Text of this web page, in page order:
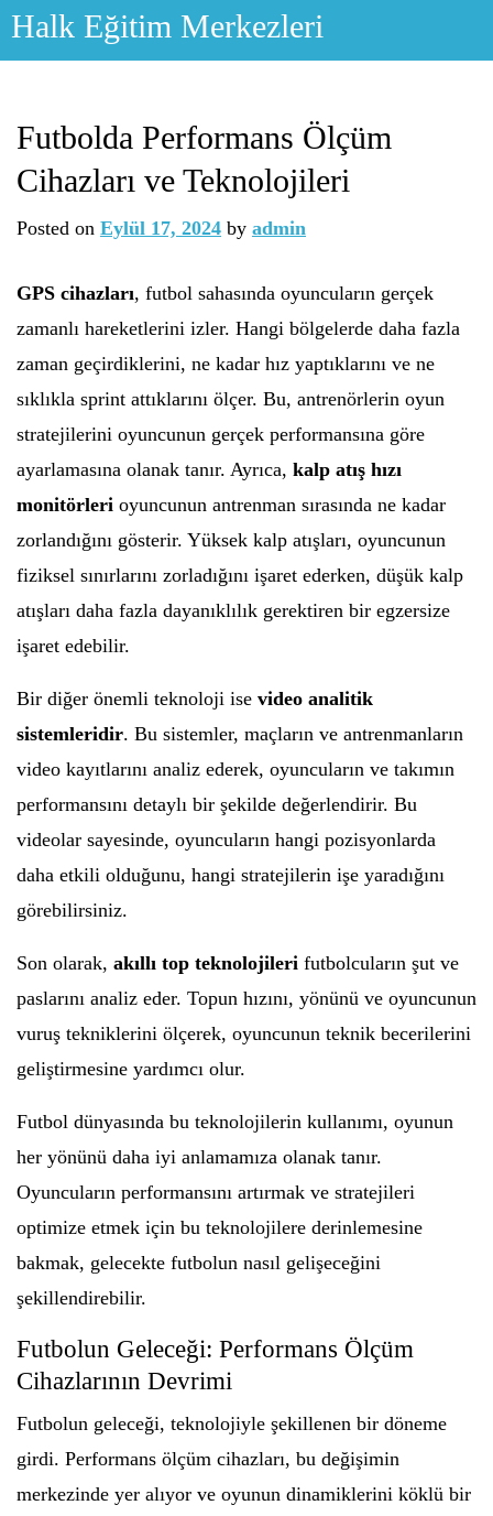
Skip
Halk Eğitim Merkezleri
Futbolda Performans Ölçüm
Cihazları ve Teknolojileri
Posted on Eylül 17, 2024 by admin
GPS cihazları, futbol sahasında oyuncuların gerçek
zamanlı hareketlerini izler. Hangi bölgelerde daha fazla
zaman geçirdiklerini, ne kadar hız yaptıklarını ve ne
sıklıkla sprint attıklarını ölçer. Bu, antrenörlerin oyun
stratejilerini oyuncunun gerçek performansına göre
ayarlamasına olanak tanır. Ayrıca, kalp atış hızı
monitörleri oyuncunun antrenman sırasında ne kadar
zorlandığını gösterir. Yüksek kalp atışları, oyuncunun
fiziksel sınırlarını zorladığını işaret ederken, düşük kalp
atışları daha fazla dayanıklılık gerektiren bir egzersize
işaret edebilir.
Bir diğer önemli teknoloji ise video analitik
sistemleridir. Bu sistemler, maçların ve antrenmanların
video kayıtlarını analiz ederek, oyuncuların ve takımın
performansını detaylı bir şekilde değerlendirir. Bu
videolar sayesinde, oyuncuların hangi pozisyonlarda
daha etkili olduğunu, hangi stratejilerin işe yaradığını
görebilirsiniz.
Son olarak, akıllı top teknolojileri futbolcuların şut ve
paslarını analiz eder. Topun hızını, yönünü ve oyuncunun
vuruş tekniklerini ölçerek, oyuncunun teknik becerilerini
geliştirmesine yardımcı olur.
Futbol dünyasında bu teknolojilerin kullanımı, oyunun
her yönünü daha iyi anlamamıza olanak tanır.
Oyuncuların performansını artırmak ve stratejileri
optimize etmek için bu teknolojilere derinlemesine
bakmak, gelecekte futbolun nasıl gelişeceğini
şekillendirebilir.
Futbolun Geleceği: Performans Ölçüm
Cihazlarının Devrimi
Futbolun geleceği, teknolojiyle şekillenen bir döneme
girdi. Performans ölçüm cihazları, bu değişimin
merkezinde yer alıyor ve oyunun dinamiklerini köklü bir